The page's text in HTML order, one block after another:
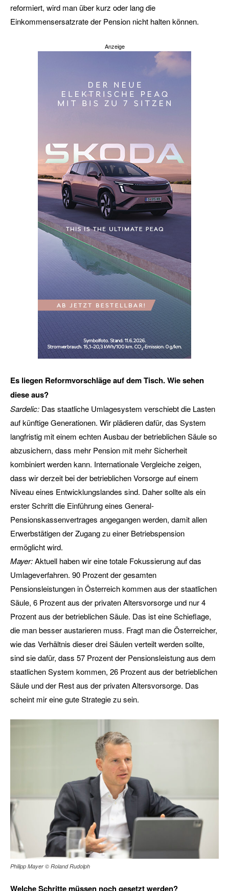
reformiert, wird man über kurz oder lang die
Einkommensersatzrate der Pension nicht halten können.
Anzeige
Es liegen Reformvorschläge auf dem Tisch. Wie sehen
diese aus?
Sardelic: Das staatliche Umlagesystem verschiebt die Lasten
auf künftige Generationen. Wir plädieren dafür, das System
langfristig mit einem echten Ausbau der betrieblichen Säule so
abzusichern, dass mehr Pension mit mehr Sicherheit
kombiniert werden kann. Internationale Vergleiche zeigen,
dass wir derzeit bei der betrieblichen Vorsorge auf einem
Niveau eines Entwicklungslandes sind. Daher sollte als ein
erster Schritt die Einführung eines General-
Pensionskassenvertrages angegangen werden, damit allen
Erwerbstätigen der Zugang zu einer Betriebspension
ermöglicht wird.
Mayer:Aktuell haben wir eine totale Fokussierung auf das
Umlageverfahren. 90 Prozent der gesamten
Pensionsleistungen in Österreich kommen aus der staatlichen
Säule, 6 Prozent aus der privaten Altersvorsorge und nur 4
Prozent aus der betrieblichen Säule. Das ist eine Schieflage,
die man besser austarieren muss. Fragt man die Österreicher,
wie das Verhältnis dieser drei Säulen verteilt werden sollte,
sind sie dafür, dass 57 Prozent der Pensionsleistung aus dem
staatlichen System kommen, 26 Prozent aus der betrieblichen
Säule und der Rest aus der privaten Altersvorsorge. Das
scheint mir eine gute Strategie zu sein.
Philipp Mayer © Roland Rudolph
Welche Schritte müssen noch gesetzt werden?